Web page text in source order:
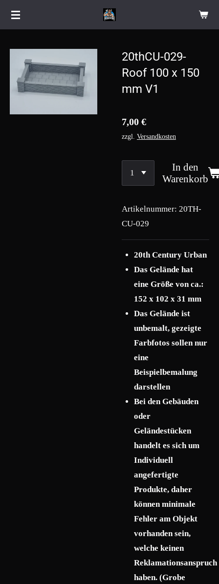
Zum
20thCU-029-
Roof 100 x 150
mm V1
7,00 €
zzgl. Versandkosten
In den
Warenkorb
Artikelnummer: 20TH-
CU-029
20th Century Urban
Das Gelände hat
eine Größe von ca.:
152 x 102 x 31 mm
Das Gelände ist
unbemalt, gezeigte
Farbfotos sollen nur
eine
Beispielbemalung
darstellen
Bei den Gebäuden
oder
Geländestücken
handelt es sich um
Individuell
angefertigte
Produkte, daher
können minimale
Fehler am Objekt
vorhanden sein,
welche keinen
Reklamationsanspruch
haben. (Grobe